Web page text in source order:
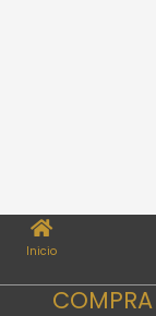
Inicio
COMPRA